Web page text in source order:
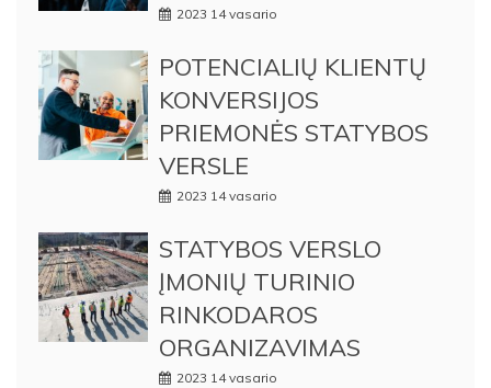
2023 14 vasario
POTENCIALIŲ KLIENTŲ
KONVERSIJOS
PRIEMONĖS STATYBOS
VERSLE
2023 14 vasario
STATYBOS VERSLO
ĮMONIŲ TURINIO
RINKODAROS
ORGANIZAVIMAS
2023 14 vasario